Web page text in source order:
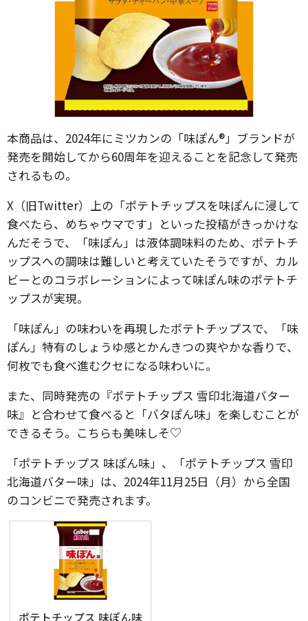
本商品は、2024年にミツカンの「味ぽん®」ブランドが
発売を開始してから60周年を迎えることを記念して発売
されるもの。
X（旧Twitter）上の「ポテトチップスを味ぽんに浸して
食べたら、めちゃウマです」といった投稿がきっかけな
んだそうで、「味ぽん」は液体調味料のため、ポテトチ
ップスへの調味は難しいと考えていたそうですが、カル
ビーとのコラボレーションによって味ぽん味のポテトチ
ップスが実現。
「味ぽん」の味わいを再現したポテトチップスで、「味
ぽん」特有のしょうゆ感とかんきつの爽やかな香りで、
何枚でも食べ進むクセになる味わいに。
また、同時発売の『ポテトチップス 雪印北海道バター
味』と合わせて食べると「バタぽん味」を楽しむことが
できるそう。こちらも美味しそ♡
「ポテトチップス 味ぽん味」、「ポテトチップス 雪印
北海道バター味」は、2024年11月25日（月）から全国
のコンビニで発売されます。
ポテトチップス 味ぽん味